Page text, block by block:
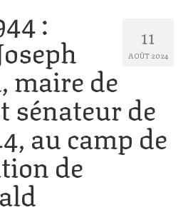
et pastoralisme
Sernin
11
AOÛT 2024
:
maire de
sénateur de
au camp de
de